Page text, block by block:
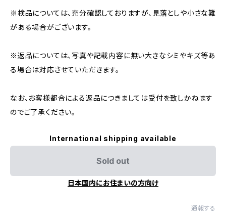
※検品については、充分確認しておりますが、見落としや小さな難
がある場合がございます。
※返品については、写真や記載内容に無い大きなシミやキズ等あ
る場合は対応させていただきます。
なお、お客様都合による返品につきましては受付を致しかねます
のでご了承ください。
International shipping available
Sold out
日本国内にお住まいの方向け
通報する